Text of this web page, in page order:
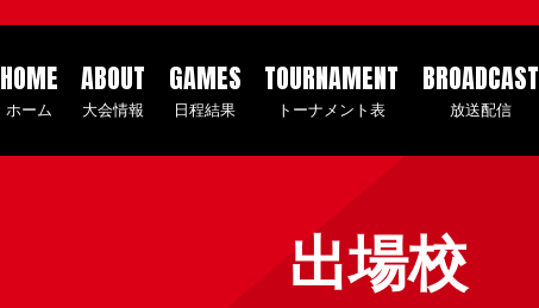
HOME
ホーム
ABOUT
大会情報
GAMES
日程結果
TOURNAMENT
トーナメント表
BROADCAST
放送配信
出場校